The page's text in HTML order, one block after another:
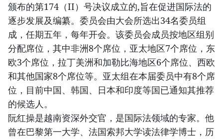
颁布的第174（II）号决议成立的,旨在促进国际法的
逐步发展及编纂。委员会由大会所选出34名委员组
成，任期五年，每年开会。该委员会成员按地区组别
分配席位，其中非洲8个席位，亚太地区7个席位，东
欧3个席位，拉丁美洲和加勒比海地区6个席位、西欧
和其他国家8个席位等。亚太组在本届委员中有8个席
位，目前中国、韩国、日本和印度等国已通知其推荐
的候选人。
阮红操是越南资深外交官，是国际法领域的专家。他
曾在巴黎第一大学、法国索邦大学读法律学博士，历